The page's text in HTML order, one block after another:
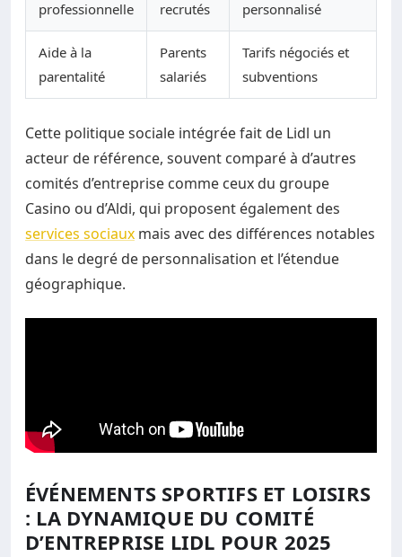
professionnelle
recrutés
personnalisé
Aide à la
parentalité
Parents
salariés
Tarifs négociés et
subventions
Cette politique sociale intégrée fait de Lidl un
acteur de référence, souvent comparé à d’autres
comités d’entreprise comme ceux du groupe
Casino ou d’Aldi, qui proposent également des
services sociaux mais avec des différences notables
dans le degré de personnalisation et l’étendue
géographique.
ÉVÉNEMENTS SPORTIFS ET LOISIRS
: LA DYNAMIQUE DU COMITÉ
D’ENTREPRISE LIDL POUR 2025